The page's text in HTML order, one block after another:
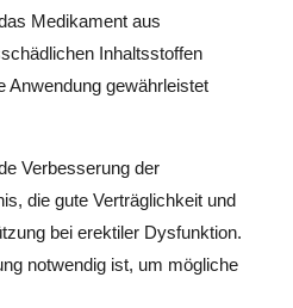
Medikament aus
Inhaltsstoffen
Anwendung gewährleistet
Verbesserung der
die gute Verträglichkeit und
bei erektiler Dysfunktion.
notwendig ist, um mögliche